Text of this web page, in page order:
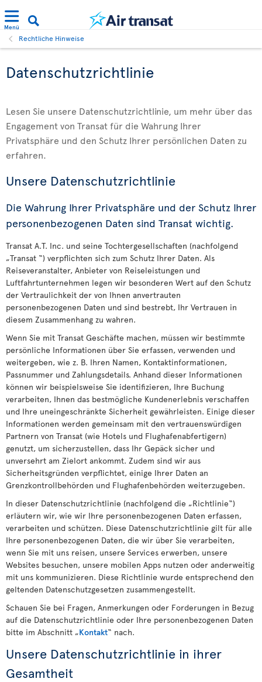
Menü
Rechtliche Hinweise
Datenschutzrichtlinie
Lesen Sie unsere Datenschutzrichtlinie, um mehr über das
Engagement von Transat für die Wahrung Ihrer
Privatsphäre und den Schutz Ihrer persönlichen Daten zu
erfahren.
Unsere Datenschutzrichtlinie
Die Wahrung Ihrer Privatsphäre und der Schutz Ihrer
personenbezogenen Daten sind Transat wichtig.
Transat A.T. Inc. und seine Tochtergesellschaften (nachfolgend
„Transat “) verpflichten sich zum Schutz Ihrer Daten. Als
Reiseveranstalter, Anbieter von Reiseleistungen und
Luftfahrtunternehmen legen wir besonderen Wert auf den Schutz
der Vertraulichkeit der von Ihnen anvertrauten
personenbezogenen Daten und sind bestrebt, Ihr Vertrauen in
diesem Zusammenhang zu wahren.
Wenn Sie mit Transat Geschäfte machen, müssen wir bestimmte
persönliche Informationen über Sie erfassen, verwenden und
weitergeben, wie z. B. Ihren Namen, Kontaktinformationen,
Passnummer und Zahlungsdetails. Anhand dieser Informationen
können wir beispielsweise Sie identifizieren, Ihre Buchung
verarbeiten, Ihnen das bestmögliche Kundenerlebnis verschaffen
und Ihre uneingeschränkte Sicherheit gewährleisten. Einige dieser
Informationen werden gemeinsam mit den vertrauenswürdigen
Partnern von Transat (wie Hotels und Flughafenabfertigern)
genutzt, um sicherzustellen, dass Ihr Gepäck sicher und
unversehrt am Zielort ankommt. Zudem sind wir aus
Sicherheitsgründen verpflichtet, einige Ihrer Daten an
Grenzkontrollbehörden und Flughafenbehörden weiterzugeben.
In dieser Datenschutzrichtlinie (nachfolgend die „Richtlinie“)
erläutern wir, wie wir Ihre personenbezogenen Daten erfassen,
verarbeiten und schützen. Diese Datenschutzrichtlinie gilt für alle
Ihre personenbezogenen Daten, die wir über Sie verarbeiten,
wenn Sie mit uns reisen, unsere Services erwerben, unsere
Websites besuchen, unsere mobilen Apps nutzen oder anderweitig
mit uns kommunizieren. Diese Richtlinie wurde entsprechend den
geltenden Datenschutzgesetzen zusammengestellt.
Schauen Sie bei Fragen, Anmerkungen oder Forderungen in Bezug
auf die Datenschutzrichtlinie oder Ihre personenbezogenen Daten
bitte im Abschnitt „Kontakt“ nach.
Unsere Datenschutzrichtlinie in ihrer
Gesamtheit